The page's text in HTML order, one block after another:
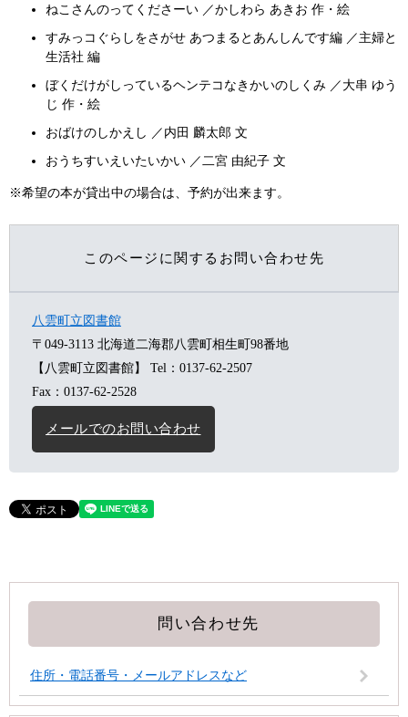
ねこさんのってくださーい ／かしわら あきお 作・絵
すみっコぐらしをさがせ あつまるとあんしんです編 ／主婦と
生活社 編
ぼくだけがしっているヘンテコなきかいのしくみ ／大串 ゆう
じ 作・絵
おばけのしかえし ／内田 麟太郎 文
おうちすいえいたいかい ／二宮 由紀子 文
※希望の本が貸出中の場合は、予約が出来ます。
このページに関するお問い合わせ先
八雲町立図書館
〒049-3113 北海道二海郡八雲町相生町98番地
【八雲町立図書館】
Tel：0137-62-2507
Fax：0137-62-2528
メールでのお問い合わせ
問い合わせ先
住所・電話番号・メールアドレスなど